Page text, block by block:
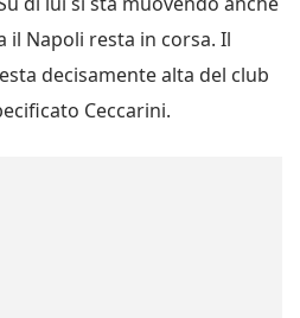
il Napoli resta in corsa. Il
decisamente alta del club
Ceccarini.